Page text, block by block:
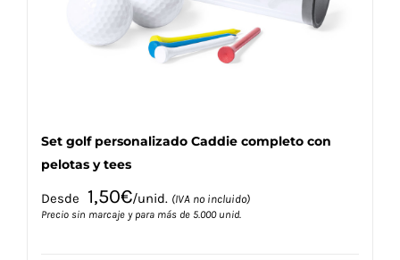
en
la
página
Set golf personalizado Caddie completo con
pelotas y tees
Desde 1,50€/unid. (IVA no incluido)
Precio sin marcaje y para más de 5.000 unid.